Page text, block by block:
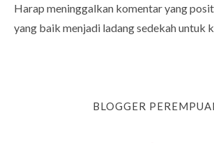
Harap meninggalkan komentar yang
yang baik menjadi ladang sedekah untuk
BLOGGER